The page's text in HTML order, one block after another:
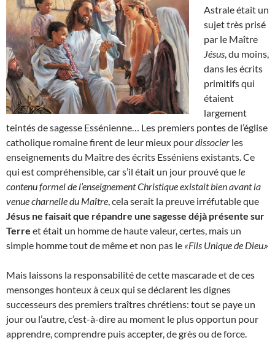
Astrale était un
sujet très prisé
par le Maître
Jésus , du moins,
dans les écrits
primitifs qui
étaient
largement
teintés de sagesse Essénienne… Les premiers pontes de l’église
catholique romaine firent de leur mieux pourdissocier les
enseignements du Maître des écrits Esséniens existants. Ce
qui est compréhensible, car s’il était un jour prouvé que le
contenu formel de l’enseignement Christique existait bien avant la
venue charnelle du Maître , cela serait la preuve irréfutable que
Jésus ne faisait que répandre une sagesse déjà présente sur
Terre et était un homme de haute valeur, certes, mais un
simple homme tout de même et non pas le «Fils Unique de Dieu.»
Mais laissons la responsabilité de cette mascarade et de ces
mensonges honteux à ceux qui se déclarent les dignes
successeurs des premiers traîtres chrétiens: tout se paye un
jour ou l’autre, c’est-à-dire au moment le plus opportun pour
apprendre, comprendre puis accepter, de grès ou de force.